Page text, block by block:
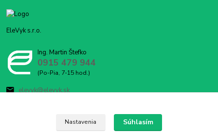
EleVyk s.r.o.
Ing. Martin Štefko
0915 479 944
(Po-Pia, 7-15 hod.)
elevyk@elevyk.sk
Nastavenia Súhlasím